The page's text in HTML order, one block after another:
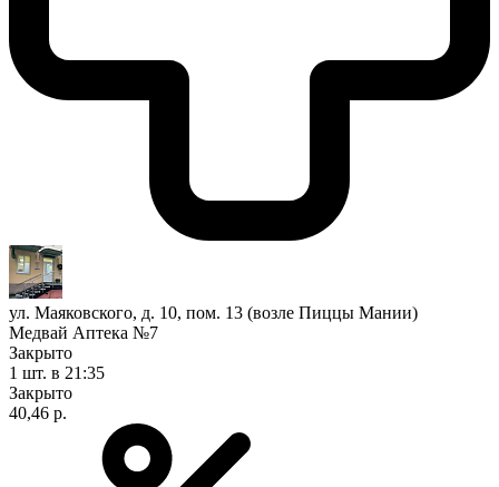
ул. Маяковского, д. 10, пом. 13 (возле Пиццы Мании)
Медвай Аптека №7
Закрыто
1 шт. в 21:35
Закрыто
40,46 р.